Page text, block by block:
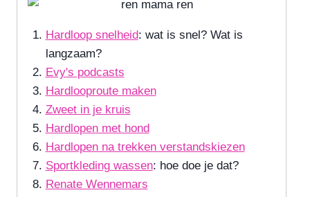
Hardloop snelheid: wat is snel? Wat is
langzaam?
Evy's podcasts
Hardlooproute maken
Zweet in je kruis
Hardlopen met hond
Hardlopen na trekken verstandskiezen
Sportkleding wassen: hoe doe je dat?
Renate Wennemars